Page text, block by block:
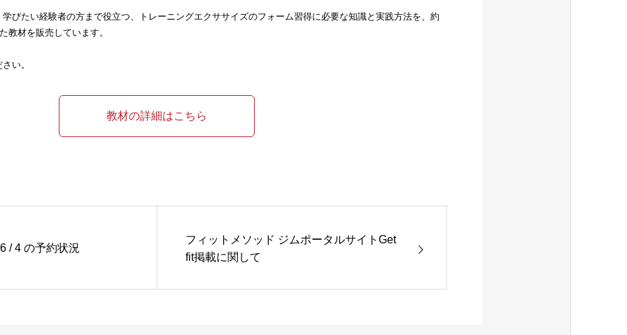
びたい経験者の方まで役立つ、トレーニングエクササイズのフォーム習得に必要な知識と実践方法を、約
教材を販売しています。
い。
教材の詳細はこちら
/ 4 の予約状況
フィットメソッド ジムポータルサイトGet
fit掲載に関して